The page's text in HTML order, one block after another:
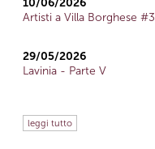
10/06/2026
Artisti a Villa Borghese #3
29/05/2026
Lavinia - Parte V
leggi tutto